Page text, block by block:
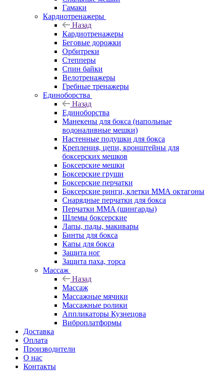
Гамаки
Кардиотренажеры
Назад
Кардиотренажеры
Беговые дорожки
Орбитреки
Степперы
Спин байки
Велотренажеры
Гребные тренажеры
Единоборства
Назад
Единоборства
Манекены для бокса (напольные
водоналивные мешки)
Настенные подушки для бокса
Крепления, цепи, кронштейны для
боксерских мешков
Боксерские мешки
Боксерские груши
Боксерские перчатки
Боксерские ринги, клетки ММА октагоны
Снарядные перчатки для бокса
Перчатки MMA (шингарды)
Шлемы боксерские
Лапы, пады, макивары
Бинты для бокса
Капы для бокса
Защита ног
Защита паха, торса
Массаж
Назад
Массаж
Массажные мячики
Массажные ролики
Аппликаторы Кузнецова
Виброплатформы
Доставка
Оплата
Производители
О нас
Контакты